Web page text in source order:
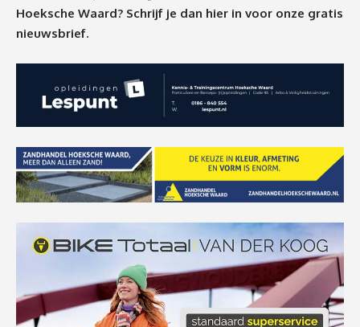
Hoeksche Waard? Schrijf je dan hier in voor onze gratis
nieuwsbrief.